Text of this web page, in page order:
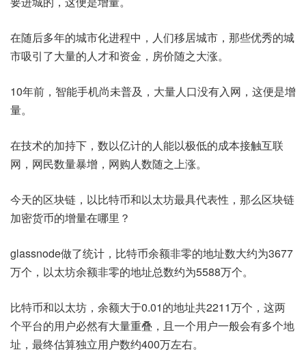
在随后多年的城市化进程中，人们移居城市，那些优秀的城
市吸引了大量的人才和资金，房价随之大涨。
10年前，智能手机尚未普及，大量人口没有入网，这便是增
量。
在技术的加持下，数以亿计的人能以极低的成本接触互联
网，网民数量暴增，网购人数随之上涨。
今天的区块链，以比特币和以太坊最具代表性，那么区块链
加密货币的增量在哪里？
glassnode做了统计，比特币余额非零的地址数大约为3677
万个，以太坊余额非零的地址总数约为5588万个。
比特币和以太坊，余额大于0.01的地址共2211万个，这两
个平台的用户必然有大量重叠，且一个用户一般会有多个地
址，最终估算独立用户数约400万左右。